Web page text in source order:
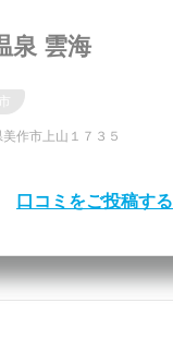
泉 雲海
作市上山１７３５
口コミをご投稿する